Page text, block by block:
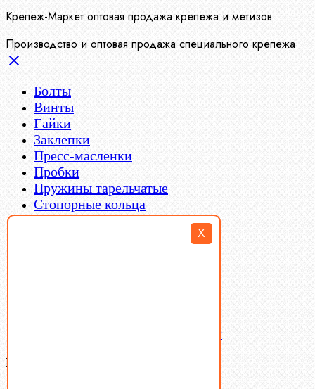
X
Крепеж-Маркет оптовая продажа крепежа и метизов
Производство и оптовая продажа специального крепежа
Болты
Винты
Гайки
Заклепки
Пресс-масленки
Пробки
Пружины тарельчатые
Стопорные кольца
Такелаж
Латунный и бронзовый крепеж
Ваша корзина